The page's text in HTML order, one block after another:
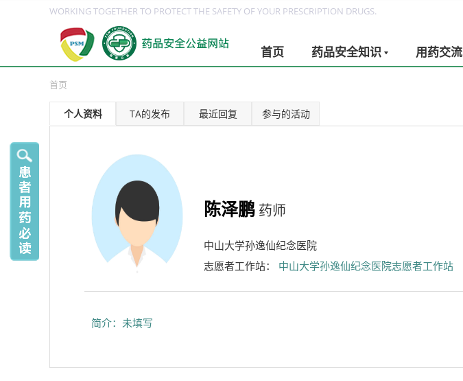
WORKING TOGETHER TO PROTECT THE SAFETY OF YOUR PRESCRIPTION DRUGS.
首页 药品安全知识 用药交流
首页
个人资料 TA的发布 最近回复 参与的活动
陈泽鹏 药师
中山大学孙逸仙纪念医院
志愿者工作站： 中山大学孙逸仙纪念医院志愿者工作站
简介：未填写